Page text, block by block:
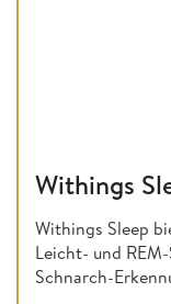
Withings
Withings Sleep
Leicht- und
Schnarch-